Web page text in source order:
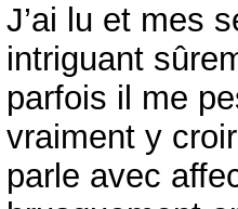
J’ai lu et mes
intriguant
parfois il me
vraiment y
parle avec